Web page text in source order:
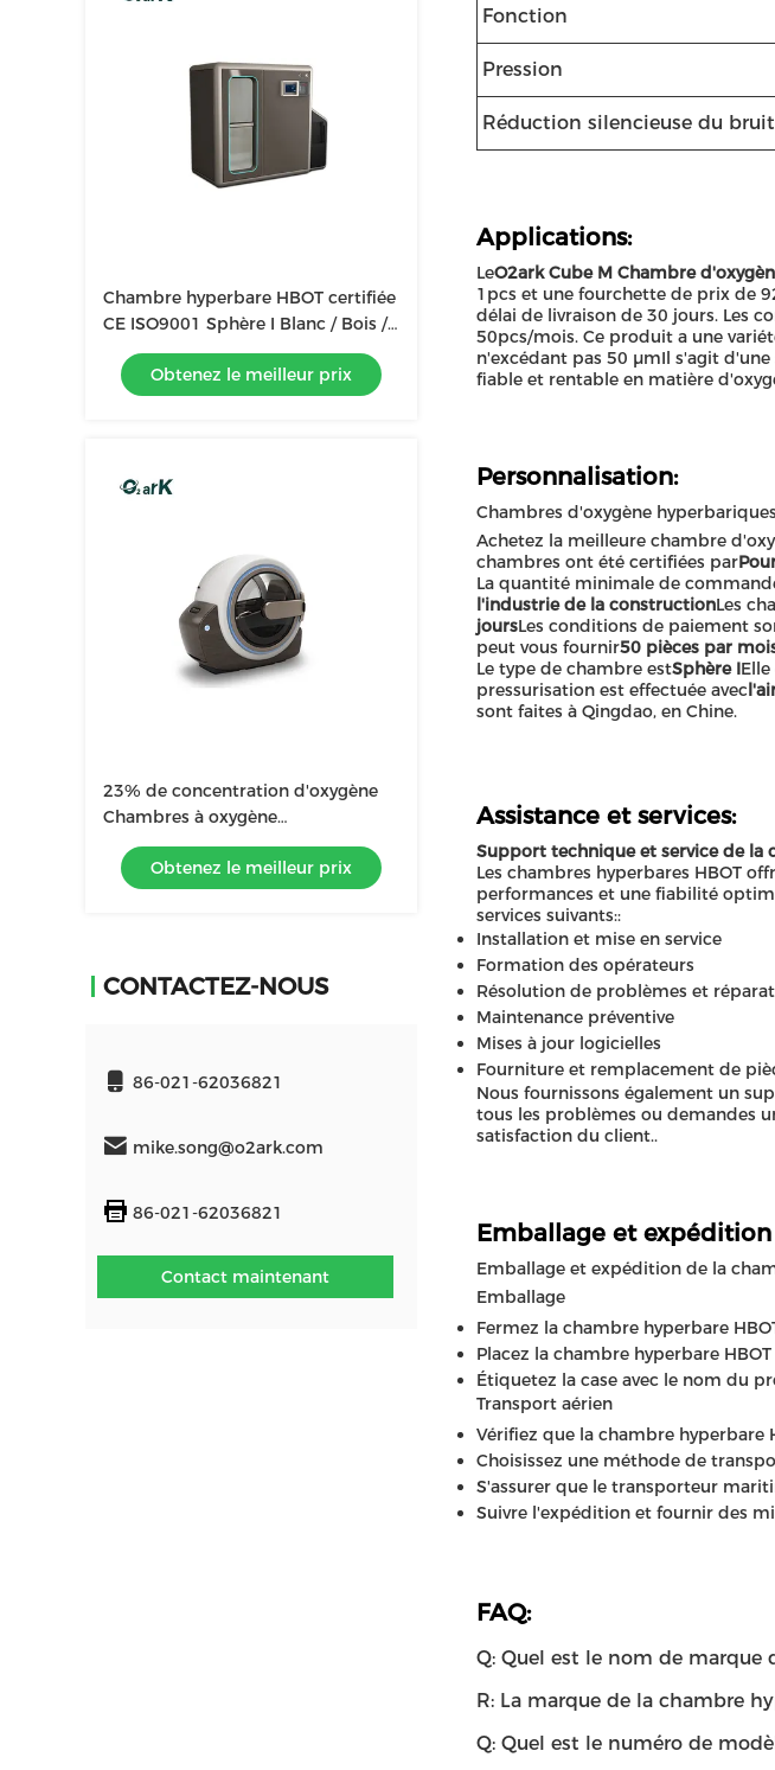
Chambre hyperbare HBOT certifiée
CE ISO9001 Sphère I Blanc / Bois /
Or / Bleu / Vert
Obtenez le meilleur prix
23% de concentration d'oxygène
Chambres à oxygène
hyperbariques CE certifiées
ISO9001Obtenez le meilleur prix
CONTACTEZ-NOUS
86-021-62036821
mike.song@o2ark.com
86-021-62036821
Contact maintenant
Fonction
Pression
Réduction silencieuse du bruit
Applications:
LeO2ark Cube M Chambre
1pcs et une fourchette de prix de
délai de livraison de 30 jours. Les
50pcs/mois. Ce produit a une
n'excédant pas 50 μmIl s'agit
fiable et rentable en matière
Personnalisation:
Chambres d'oxygène
Achetez la meilleure chambre
chambres ont été certifiées par
La quantité minimale de
l'industrie de la constructionLes
joursLes conditions de paiement
peut vous fournir50 pièces par
Le type de chambre estSphère I
pressurisation est effectuée avec
sont faites à Qingdao, en Chine.
Assistance et services:
Support technique et service de la
Les chambres hyperbares HBOT
performances et une fiabilité
services suivants::
Installation et mise en service
Formation des opérateurs
Résolution de problèmes et
Maintenance préventive
Mises à jour logicielles
Fourniture et remplacement de
Nous fournissons également un
tous les problèmes ou demandes
satisfaction du client..
Emballage et expédition
Emballage et expédition de la
Emballage
Fermez la chambre hyperbare
Placez la chambre hyperbare
Étiquetez la case avec le nom du
Transport aérien
Vérifiez que la chambre hyperbare
Choisissez une méthode de
S'assurer que le transporteur
Suivre l'expédition et fournir des
FAQ:
Q: Quel est le nom de marque
R: La marque de la chambre
Q: Quel est le numéro de